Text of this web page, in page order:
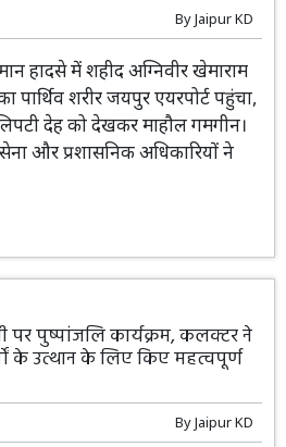
ByJaipur KD
हादसे में शहीद अग्निवीर खेमाराम
पार्थिव शरीर जयपुर एयरपोर्ट पहुंचा,
देह को देखकर माहौल गमगीन।
और प्रशासनिक अधिकारियों ने
पर पुष्पांजलि कार्यक्रम, कलक्टर ने
के उत्थान के लिए किए महत्वपूर्ण
ByJaipur KD